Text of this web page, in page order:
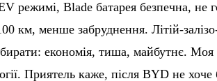
режимі, Blade батарея безпечна, не
км, менше забруднення. Літій-
економія, тиша, майбутнє.
Приятель каже, після BYD не хоче